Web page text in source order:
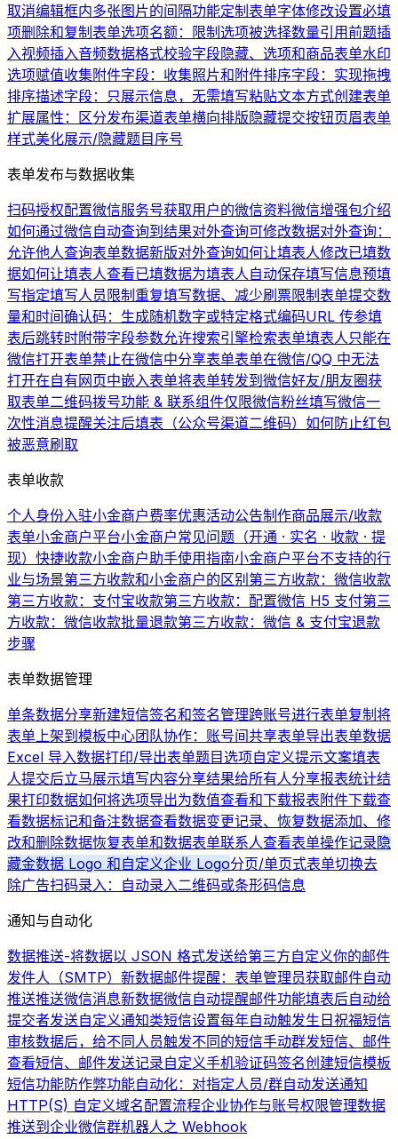
取消编辑框内多张图片的间隔功能定制表单字体修改设置必填
项删除和复制表单选项名额：限制选项被选择数量引用前题插
入视频插入音频数据格式校验字段隐藏、选项和商品表单水印
选项赋值收集附件字段：收集照片和附件排序字段：实现拖拽
排序描述字段：只展示信息，无需填写粘贴文本方式创建表单
扩展属性：区分发布渠道表单横向排版隐藏提交按钮页眉表单
样式美化展示/隐藏题目序号
表单发布与数据收集
扫码授权配置微信服务号获取用户的微信资料微信增强包介绍
如何通过微信自动查询到结果对外查询可修改数据对外查询：
允许他人查询表单数据新版对外查询如何让填表人修改已填数
据如何让填表人查看已填数据为填表人自动保存填写信息预填
写指定填写人员限制重复填写数据、减少刷票限制表单提交数
量和时间确认码：生成随机数字或特定格式编码URL 传参填
表后跳转时附带字段参数允许搜索引擎检索表单填表人只能在
微信打开表单禁止在微信中分享表单表单在微信/QQ 中无法
打开在自有网页中嵌入表单将表单转发到微信好友/朋友圈获
取表单二维码拨号功能 & 联系组件仅限微信粉丝填写微信一
次性消息提醒关注后填表（公众号渠道二维码） 如何防止红包
被恶意刷取
表单收款
个人身份入驻小金商户费率优惠活动公告制作商品展示/收款
表单小金商户平台小金商户常见问题（开通 · 实名 · 收款 · 提
现） 快捷收款小金商户助手使用指南小金商户平台不支持的行
业与场景第三方收款和小金商户的区别第三方收款：微信收款
第三方收款：支付宝收款第三方收款：配置微信 H5 支付第三
方收款：微信收款批量退款第三方收款：微信 & 支付宝退款
步骤
表单数据管理
单条数据分享新建短信签名和签名管理跨账号进行表单复制将
表单上架到模板中心团队协作：账号间共享表单导出表单数据
Excel 导入数据打印/导出表单题目选项自定义提示文案填表
人提交后立马展示填写内容分享结果给所有人分享报表统计结
果打印数据如何将选项导出为数值查看和下载报表附件下载查
看数据标记和备注数据查看数据变更记录、恢复数据添加、修
改和删除数据恢复表单和数据表单联系人查看表单操作记录隐
藏金数据 Logo 和自定义企业 Logo分页/单页式表单切换去
除广告扫码录入：自动录入二维码或条形码信息
通知与自动化
数据推送-将数据以 JSON 格式发送给第三方自定义你的邮件
发件人（SMTP） 新数据邮件提醒：表单管理员获取邮件自动
推送推送微信消息新数据微信自动提醒邮件功能填表后自动给
提交者发送自定义通知类短信设置每年自动触发生日祝福短信
审核数据后，给不同人员触发不同的短信手动群发短信、邮件
查看短信、邮件发送记录自定义手机验证码签名创建短信模板
短信功能防作弊功能自动化：对指定人员/群自动发送通知
HTTP(S) 自定义域名配置流程企业协作与账号权限管理数据
推送到企业微信群机器人之 Webhook